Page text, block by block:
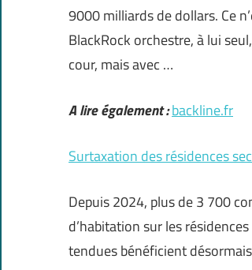
9000 milliards de dollars. Ce
BlackRock orchestre, à lui
cour, mais avec …
A lire également :backline.fr
Surtaxation des résidences
Depuis 2024, plus de 3 700
d’habitation sur les
tendues bénéficient